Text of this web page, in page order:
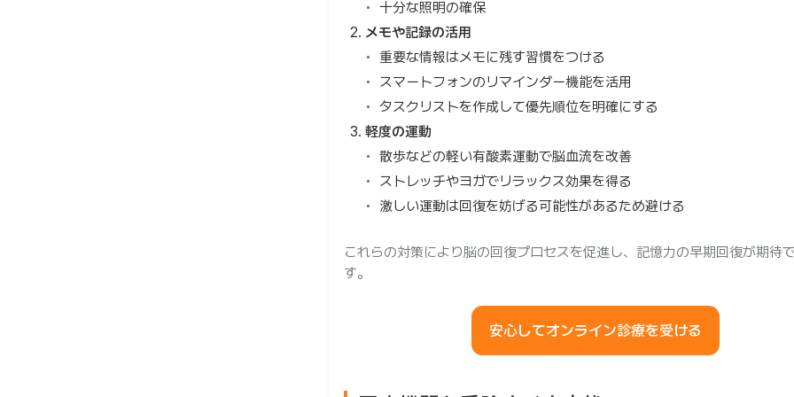
十分な照明の確保
メモや記録の活用
重要な情報はメモに残す習慣をつける
スマートフォンのリマインダー機能を活用
タスクリストを作成して優先順位を明確にする
軽度の運動
散歩などの軽い有酸素運動で脳血流を改善
ストレッチやヨガでリラックス効果を得る
激しい運動は回復を妨げる可能性があるため避ける
これらの対策により脳の回復プロセスを促進し、記憶力の早期回復が期待
す。
安心してオンライン診療を受ける